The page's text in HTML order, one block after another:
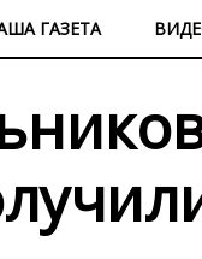
ГАЗЕТА